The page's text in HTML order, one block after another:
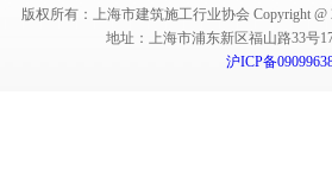
版权所有：上海市建筑施工行业协会 Copyright @
地址：上海市浦东新区福山路33号
沪ICP备